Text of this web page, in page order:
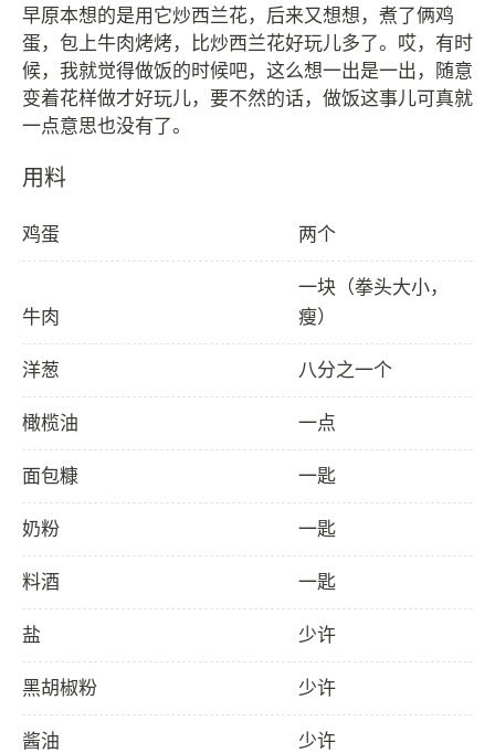
早原本想的是用它炒西兰花，后来又想想，煮了俩鸡
蛋，包上牛肉烤烤，比炒西兰花好玩儿多了。哎，有时
候，我就觉得做饭的时候吧，这么想一出是一出，随意
变着花样做才好玩儿，要不然的话，做饭这事儿可真就
用料
鸡蛋 两个
牛肉
一块（拳头大小，
瘦）
洋葱 八分之一个
橄榄油 一点
面包糠 一匙
奶粉 一匙
料酒 一匙
盐 少许
黑胡椒粉 少许
酱油 少许